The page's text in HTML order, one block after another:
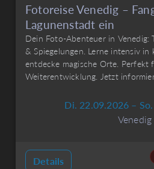
Fotoreise Venedig –
Lagunenstadt ein
Dein Foto-Abenteuer in
& Spiegelungen. Lerne intensiv
entdecke magische Orte. Perfekt
Weiterentwicklung. Jetzt
Di. 22.09.2026 –
Venedig
Details